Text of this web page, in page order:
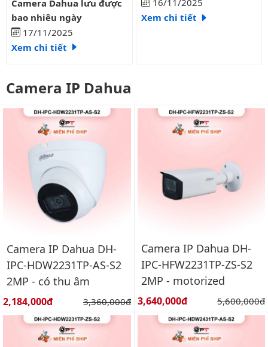
Camera Dahua lưu được
bao nhiêu ngày
17/11/2025
Xem chi tiết
Xem chi tiết
Camera IP Dahua
Camera IP Dahua DH-
IPC-HDW2231TP-AS-S2
2MP - có thu âm
Giá bán:
2,184,000đ Giá gốc:
3,360,000đ
Camera IP Dahua DH-
IPC-HFW2231TP-ZS-S2
2MP - motorized
Giá bán:
3,640,000đ Giá gốc:
5,600,000đ